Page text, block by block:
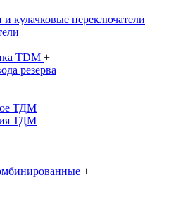
кулачковые переключатели
TDM +
резерва
ТДМ
ТДМ
+